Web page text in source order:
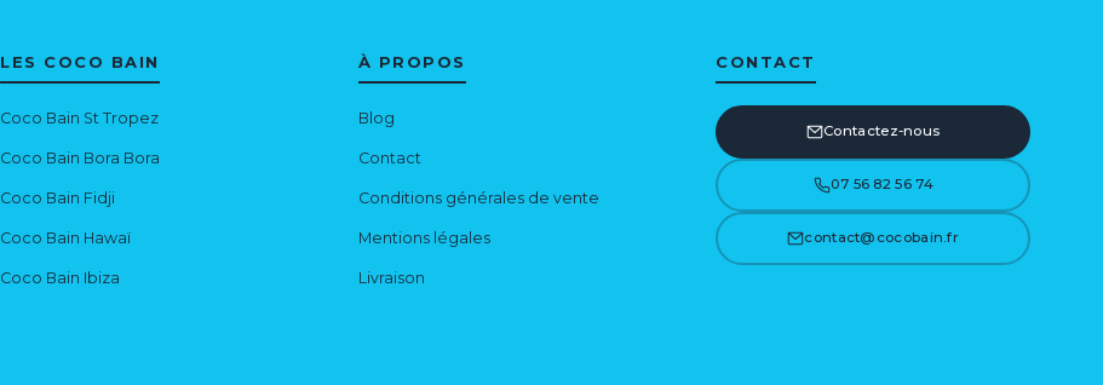
LES COCO BAIN
Coco Bain St Tropez
Coco Bain Bora Bora
Coco Bain Fidji
Coco Bain Hawaï
Coco Bain Ibiza
À PROPOS
Blog
Contact
Conditions générales de vente
Mentions légales
Livraison
CONTACT
Contactez-nous
07 56 82 56 74
contact@cocobain.fr